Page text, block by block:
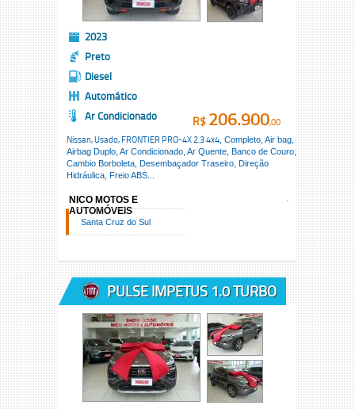
2023
Preto
Diesel
Automático
Ar Condicionado
Nissan, Usado, FRONTIER PRO-4X 2.3 4x4 , Completo, Air bag,
Airbag Duplo, Ar Condicionado, Ar Quente, Banco de Couro,
Cambio Borboleta, Desembaçador Traseiro, Direção
Hidráulica, Freio ABS...
R$ 206.900,00
NICO MOTOS E
AUTOMÓVEIS
Santa Cruz do Sul
PULSE IMPETUS 1.0 TURBO
200